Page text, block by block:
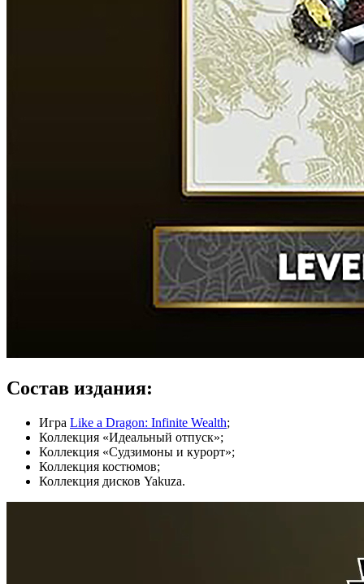
Состав издания:
Игра Like a Dragon: Infinite Wealth;
Коллекция «Идеальный отпуск»;
Коллекция «Судзимоны и курорт»;
Коллекция костюмов;
Коллекция дисков Yakuza.